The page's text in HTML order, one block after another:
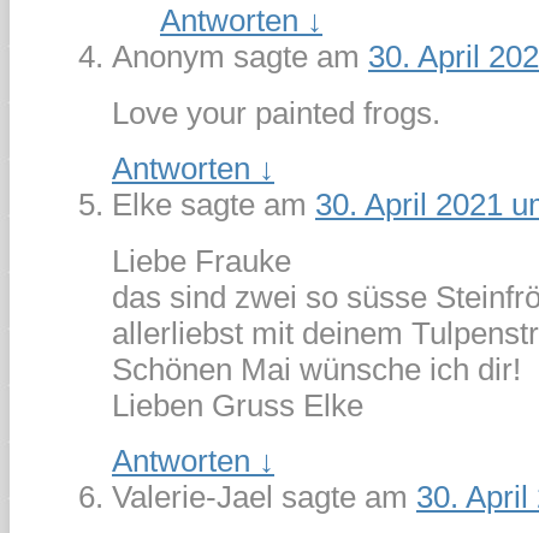
Antworten ↓
Anonym sagte am 30. April
Love your painted frogs.
Antworten ↓
Elke sagte am 30. April 2021
Liebe Frauke
das sind zwei so süsse
allerliebst mit deinem
Schönen Mai wünsche ich dir!
Lieben Gruss Elke
Antworten ↓
Valerie-Jael sagte am 30. April